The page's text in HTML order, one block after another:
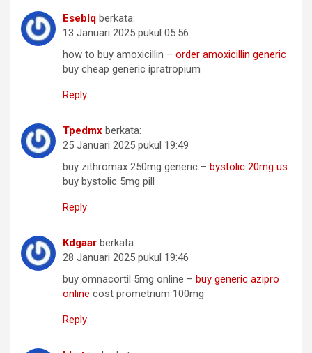
Eseblq berkata:
13 Januari 2025 pukul 05:56
how to buy amoxicillin – order amoxicillin generic
buy cheap generic ipratropium
Reply
Tpedmx berkata:
25 Januari 2025 pukul 19:49
buy zithromax 250mg generic – bystolic 20mg us
buy bystolic 5mg pill
Reply
Kdgaar berkata:
28 Januari 2025 pukul 19:46
buy omnacortil 5mg online – buy generic azipro
online cost prometrium 100mg
Reply